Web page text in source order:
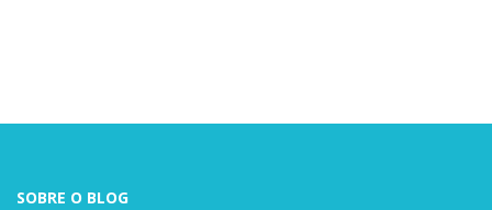
SOBRE O BLOG